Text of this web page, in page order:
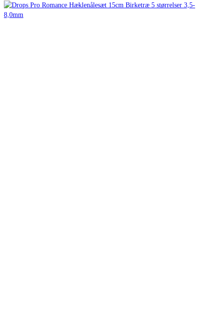
pris
pris